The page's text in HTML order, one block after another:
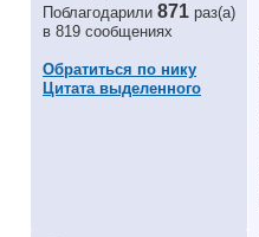
Поблагодарили 871 раз(а)
в 819 сообщениях
Обратиться по нику
Цитата выделенного